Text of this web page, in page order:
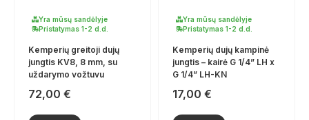
Yra mūsų sandėlyje
Pristatymas 1-2 d.d.
Kemperių greitoji dujų
jungtis KV8, 8 mm, su
uždarymo vožtuvu
72,00 €
Yra mūsų sandėlyje
Pristatymas 1-2 d.d.
Kemperių dujų kampinė
jungtis – kairė G 1/4” LH x
G 1/4” LH-KN
17,00 €